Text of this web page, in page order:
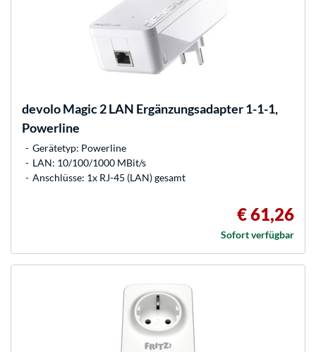
devoloMagic 2 LAN Ergänzungsadapter 1-1-1,
Powerline
Gerätetyp: Powerline
LAN: 10/100/1000 MBit/s
Anschlüsse: 1x RJ-45 (LAN) gesamt
€ 61,26
Sofort verfügbar